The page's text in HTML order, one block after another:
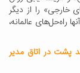
خارجی» را از دیگر
راه‌حل‌های عالمانه،
پشت در اتاق مدیر